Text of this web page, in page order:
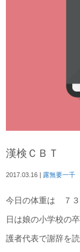
漢検ＣＢＴ
2017.03.16 | 露無要一千
今日の体重は ７
日は娘の小学校の
護者代表で謝辞を